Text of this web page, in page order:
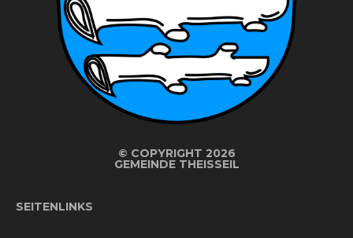
© COPYRIGHT 2026
GEMEINDE THEISSEIL
SEITENLINKS